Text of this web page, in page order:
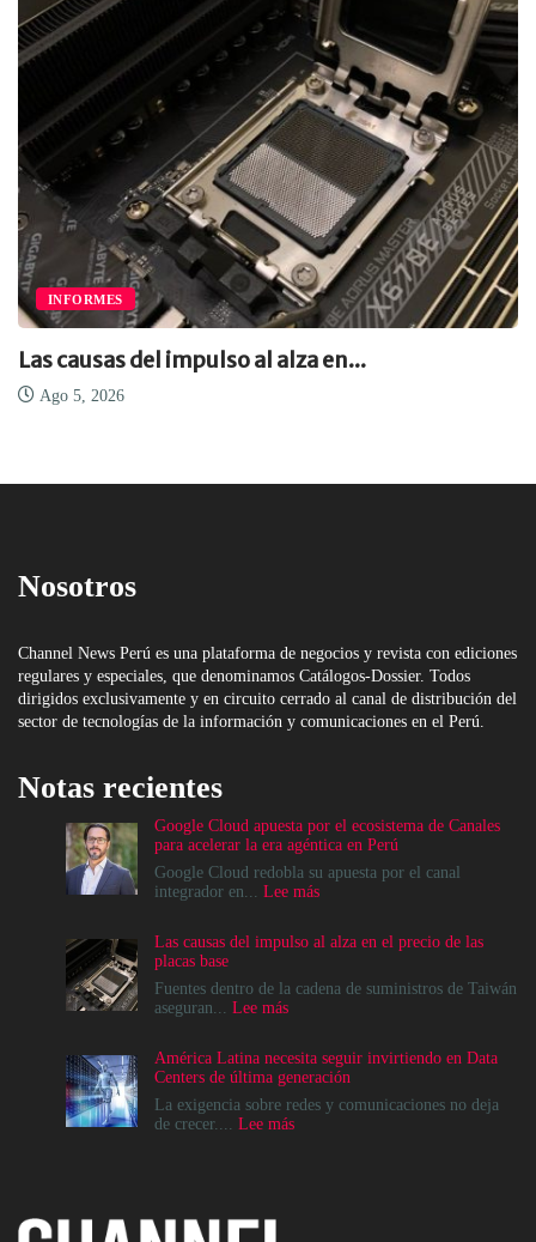
INFORMES
Las causas del impulso al alza en...
Ago 5, 2026
Nosotros
Channel News Perú es una plataforma de negocios y revista con ediciones
regulares y especiales, que denominamos Catálogos-Dossier. Todos
dirigidos exclusivamente y en circuito cerrado al canal de distribución del
sector de tecnologías de la información y comunicaciones en el Perú.
Notas recientes
Google Cloud apuesta por el ecosistema de Canales
para acelerar la era agéntica en Perú
Google Cloud redobla su apuesta por el canal
integrador en... Lee más:
apuesta
el
para
acelerar
la
era
Las causas del impulso al alza en el precio de las
placas base
Fuentes dentro de la cadena de suministros de Taiwán
aseguran... Lee más:
del
impulso
al
alza
América Latina necesita seguir invirtiendo en Data
Centers de última generación
La exigencia sobre redes y comunicaciones no deja
de crecer.... Lee más: